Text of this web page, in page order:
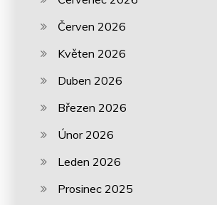
Červen 2026
Květen 2026
Duben 2026
Březen 2026
Únor 2026
Leden 2026
Prosinec 2025